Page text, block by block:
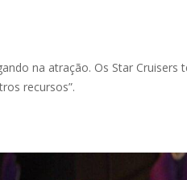
na atração. Os Star
recursos”.